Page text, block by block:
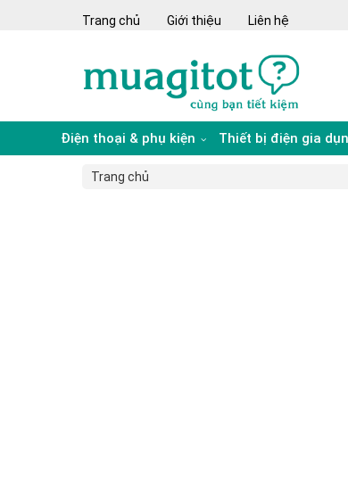
Trang chủ Giới thiệu Liên hệ
Điện thoại & phụ kiện Thiết bị điện gia
Trang chủ